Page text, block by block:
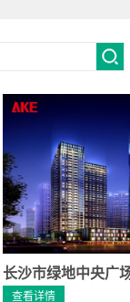
长沙市绿地中央广
查看详情